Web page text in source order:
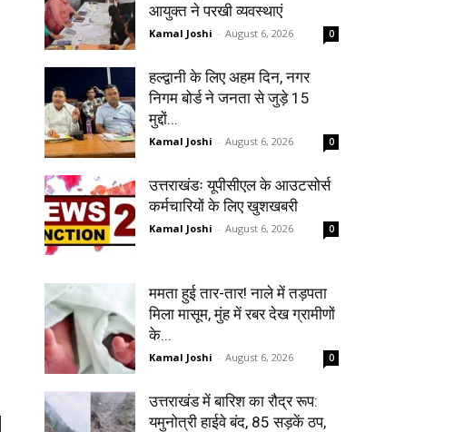
आयुक्त ने परखी व्यवस्थाएं
Kamal Joshi - August 6, 2026 0
हल्द्वानी के लिए अहम दिन, नगर
निगम बोर्ड ने जनता से जुड़े 15
मुद्दों...
Kamal Joshi - August 6, 2026 0
उत्तराखंडः यूपीसीएल के आउटसोर्स
कर्मचारियों के लिए खुशखबरी
Kamal Joshi - August 6, 2026 0
ममता हुई तार-तार! नाले में तड़पता
मिला मासूम, मुंह में रबर देख ग्रामीणों
के...
Kamal Joshi - August 6, 2026 0
उत्तराखंड में बारिश का रौद्र रूप:
यमुनोत्री हाईवे बंद, 85 सड़कें ठप,